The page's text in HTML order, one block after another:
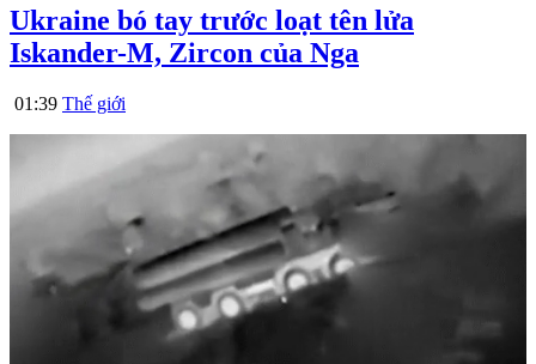
Ukraine bó tay trước loạt tên lửa
Iskander-M, Zircon của Nga
01:39 Thế giới